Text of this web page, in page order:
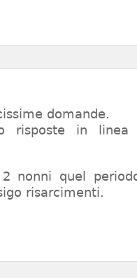
domande.
risposte in
nonni quel
risarcimenti.